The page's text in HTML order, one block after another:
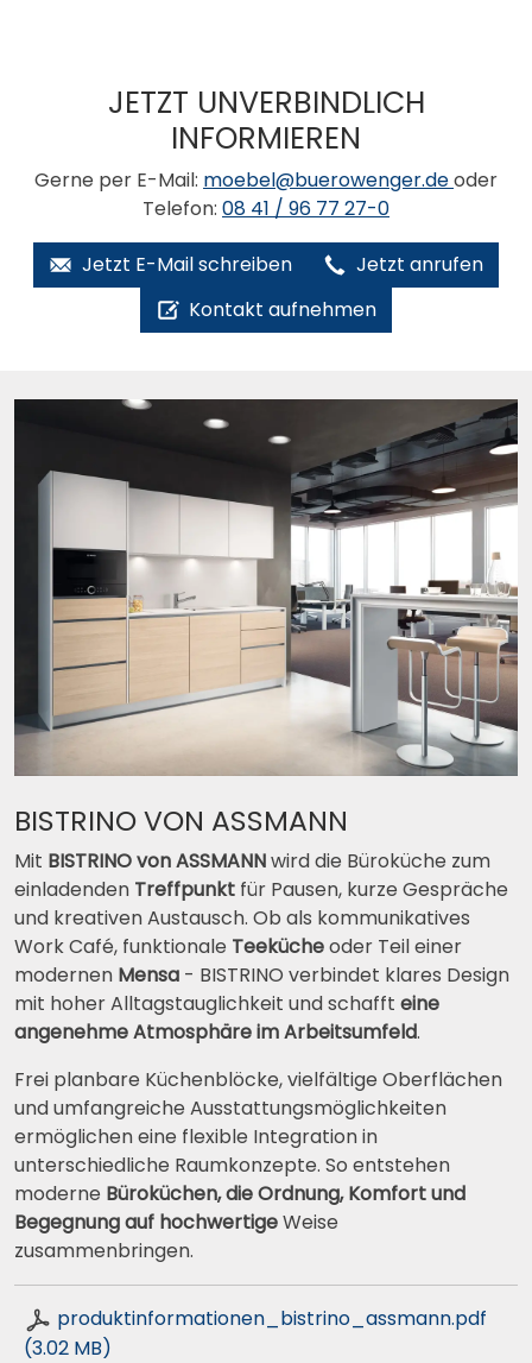
JETZT UNVERBINDLICH
INFORMIEREN
Gerne per E-Mail: moebel@buerowenger.deoder
Telefon: 08 41 / 96 77 27-0
Jetzt E-Mail schreiben
Jetzt anrufen
Kontakt aufnehmen
BISTRINO VON ASSMANN
Mit BISTRINO von ASSMANNwird die Büroküche zum
einladenden Treffpunkt für Pausen, kurze Gespräche
und kreativen Austausch. Ob als kommunikatives
Work Café, funktionale Teekücheoder Teil einer
modernen Mensa - BISTRINO verbindet klares Design
mit hoher Alltagstauglichkeit und schafft eine
angenehme Atmosphäre im Arbeitsumfeld.
Frei planbare Küchenblöcke, vielfältige Oberflächen
und umfangreiche Ausstattungsmöglichkeiten
ermöglichen eine flexible Integration in
unterschiedliche Raumkonzepte. So entstehen
moderne Büroküchen, die Ordnung, Komfort und
Begegnung auf hochwertigeWeise
zusammenbringen.
produktinformationen_bistrino_assmann.pdf
(3.02 MB)